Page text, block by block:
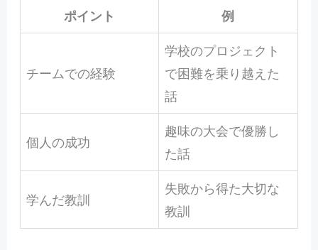
ポイント 例
チームでの経験
学校のプロジェクト
で困難を乗り越えた
話
個人の成功
趣味の大会で優勝し
た話
学んだ教訓
失敗から得た大切な
教訓